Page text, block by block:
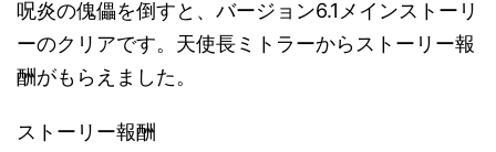
呪炎の傀儡を倒すと、バージョン6.1メインストーリ
ーのクリアです。天使長ミトラーからストーリー報
酬がもらえました。
ストーリー報酬